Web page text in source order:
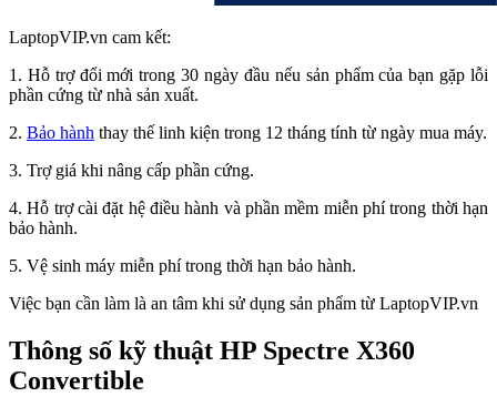
LaptopVIP.vn cam kết:
1. Hỗ trợ đổi mới trong 30 ngày đầu nếu sản phẩm của bạn gặp lỗi
phần cứng từ nhà sản xuất.
2. Bảo hành thay thế linh kiện trong 12 tháng tính từ ngày mua máy.
3. Trợ giá khi nâng cấp phần cứng.
4. Hỗ trợ cài đặt hệ điều hành và phần mềm miễn phí trong thời hạn
bảo hành.
5. Vệ sinh máy miễn phí trong thời hạn bảo hành.
Việc bạn cần làm là an tâm khi sử dụng sản phẩm từ LaptopVIP.vn
Thông số kỹ thuật HP Spectre X360
Convertible